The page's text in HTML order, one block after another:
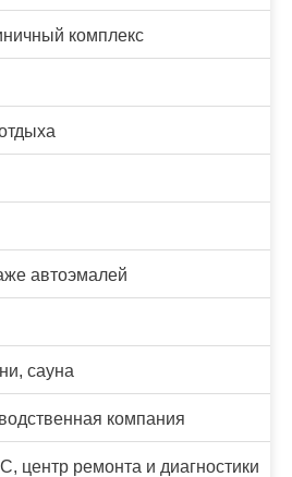
комплекс
автоэмалей
сауна
компания
ремонта и диагностики